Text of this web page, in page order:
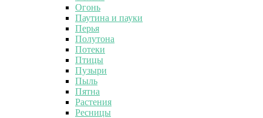
Огонь
Паутина и пауки
Перья
Полутона
Потеки
Птицы
Пузыри
Пыль
Пятна
Растения
Ресницы